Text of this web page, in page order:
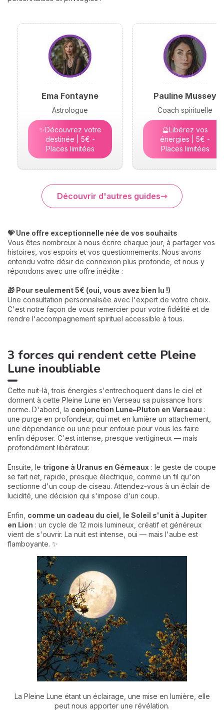
Ema Fontayne
Astrologue
✨Découvrez votre
destinée | 5€ -
Places limitées
Pauline Mussey
Coach spirituelle
🔮Libérez vos
énergies | 5€ -
Places limitées
Découvrir d'autres guides
💝 Une offre exceptionnelle née de vos souhaits
Vous êtes nombreux à nous écrire chaque jour, à partager vos
histoires, vos espoirs et vos questionnements. Nous avons
entendu votre désir de connexion plus profonde, et nous y
répondons avec une offre inédite :
🎁 Pour seulement 5€ (oui, vous avez bien lu !)
Une consultation personnalisée avec l'expert de votre choix.
C'est notre façon de vous remercier pour votre fidélité et de
rendre l'accompagnement spirituel accessible à tous.
3 forces qui rendent cette Pleine
Lune inoubliable
Cette nuit-là, trois énergies s'entrechoquent dans le ciel et
donnent à cette Pleine Lune en Verseau sa puissance hors
norme. D'abord, la conjonction Lune–Pluton en Verseau :
une purge en profondeur, qui met en lumière un attachement,
une dépendance ou une peur enfouie pour vous les faire
enfin déposer. C'est intense, presque vertigineux — mais
profondément libérateur.
Ensuite, le trigone à Uranus en Gémeaux : le geste de coupe
se fait net, rapide, presque électrique, comme un fil qu'on
sectionne d'un coup de ciseau. Attendez-vous à un éclair de
lucidité, une décision qui s'impose d'un coup.
Enfin, comme un cadeau du ciel, le Soleil s'unit à Jupiter
en Lion : un cycle de 12 mois lumineux, créatif et généreux
vient de s'ouvrir. La nuit est intense, oui — mais l'aube est
flamboyante. ✨
La Pleine Lune étant un éclairage, une mise en lumière, elle
peut nous apporter une révélation.